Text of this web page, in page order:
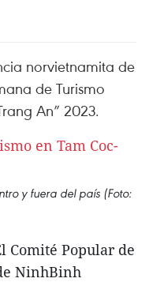
norvietnamita de
de Turismo
An” 2023.
y fuera del país (Foto:
Comité Popular de
NinhBinh